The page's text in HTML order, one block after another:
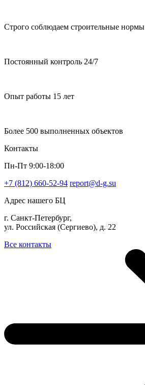
Строго соблюдаем строительные нормы
Постоянный контроль 24/7
Опыт работы 15 лет
Более 500 выполненных объектов
Контакты
Пн-Пт 9:00-18:00
+7 (812) 660-52-94 report@d-g.su
Адрес нашего БЦ
г. Санкт-Петербург,
ул. Российская (Сергиево), д. 22
Все контакты